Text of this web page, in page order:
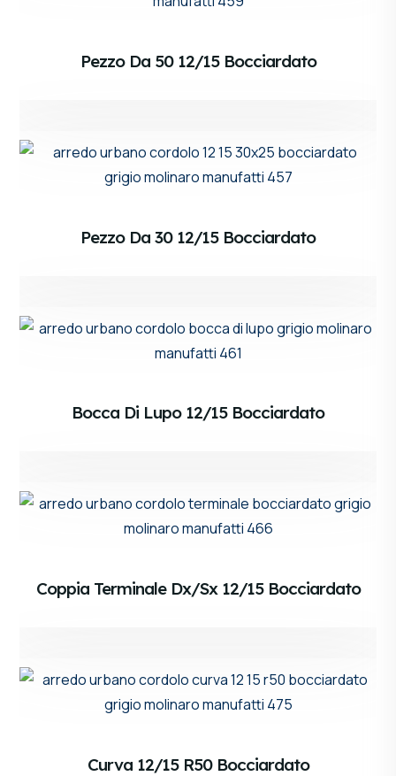
Pezzo Da 50 12/15 Bocciardato
Pezzo Da 30 12/15 Bocciardato
Bocca Di Lupo 12/15 Bocciardato
Coppia Terminale Dx/sx 12/15 Bocciardato
Curva 12/15 R50 Bocciardato